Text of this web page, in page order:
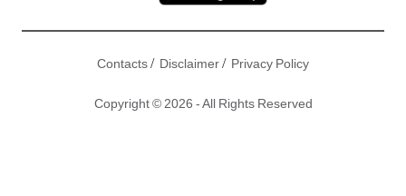
Contacts/ Disclaimer/ Privacy Policy
Copyright © 2026 - All Rights Reserved